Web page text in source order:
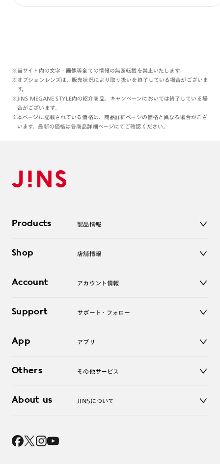
※当サイト内の文字・画像等全ての情報の無断転載を禁止いたします。
※オプションレンズは、販売状況により取り扱いを終了している場合がございま
す。
※JINS MEGANE STYLE内の紹介商品、キャンペーンにおいては終了している場
合がございます。
※本ページに記載されている価格は、商品詳細ページの価格と異なる場合がござ
います。最新の価格は各商品詳細ページにてご確認ください。
Products 製品情報
サングラス
コンタクトレンズ
アクセサリー
Shop 店舗情報
オンラインショップ
Account アカウント情報
ログアウト
Support サポート・フォロー
よくあるご質問
お問い合わせ
App アプリ
Others その他サービス
レンズ交換
About us JINSについて
採用情報